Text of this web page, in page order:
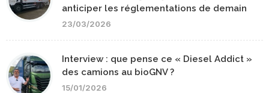
anticiper les réglementations de demain
23/03/2026
Interview : que pense ce « Diesel Addict »
des camions au bioGNV ?
15/01/2026